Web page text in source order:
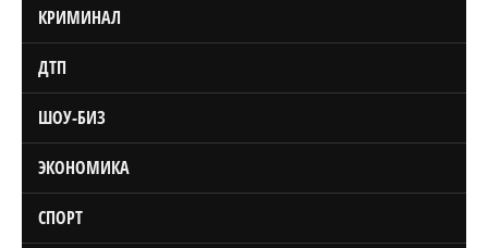
КРИМИНАЛ
ДТП
ШОУ-БИЗ
ЭКОНОМИКА
СПОРТ